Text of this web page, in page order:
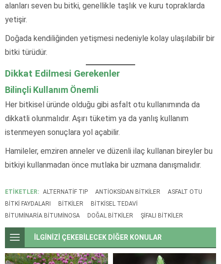
alanları seven bu bitki, genellikle taşlık ve kuru topraklarda
yetişir.
Doğada kendiliğinden yetişmesi nedeniyle kolay ulaşılabilir bir
bitki türüdür.
Dikkat Edilmesi Gerekenler
Bilinçli Kullanım Önemli
Her bitkisel üründe olduğu gibi asfalt otu kullanımında da
dikkatli olunmalıdır. Aşırı tüketim ya da yanlış kullanım
istenmeyen sonuçlara yol açabilir.
Hamileler, emziren anneler ve düzenli ilaç kullanan bireyler bu
bitkiyi kullanmadan önce mutlaka bir uzmana danışmalıdır.
ETİKETLER: ALTERNATIF TIP ANTIOKSIDAN BITKILER
ASFALT OTU
BITKI FAYDALARI
BITKILER
BITKISEL TEDAVI
BITUMINARIA BITUMINOSA
DOĞAL BITKILER ŞIFALI BITKILER
İLGİNİZİ ÇEKEBİLECEK DİĞER KONULAR